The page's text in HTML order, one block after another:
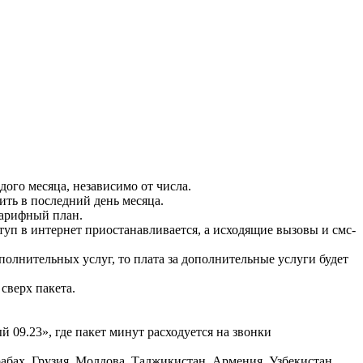
месяца, независимо от числа.
в последний день месяца.
план.
в интернет приостанавливается, а исходящие вызовы и смс-
услуг, то плата за дополнительные услуги будет
пакета.
где пакет минут расходуется на звонки